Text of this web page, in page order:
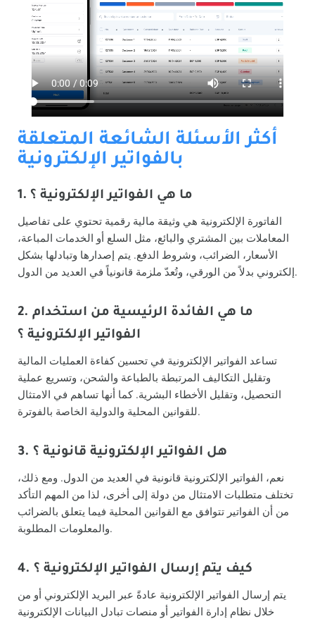
أكثر الأسئلة الشائعة المتعلقة
بالفواتير الإلكترونية
1. ما هي الفواتير الإلكترونية ؟
الفاتورة الإلكترونية هي وثيقة مالية رقمية تحتوي على تفاصيل
المعاملات بين المشتري والبائع، مثل السلع أو الخدمات المباعة،
الأسعار، الضرائب، وشروط الدفع. يتم إصدارها وتبادلها بشكل
إلكتروني بدلاً من الورقي، وتُعدّ ملزمة قانونياً في العديد من الدول.
2. ما هي الفائدة الرئيسية من استخدام
الفواتير الإلكترونية ؟
تساعد الفواتير الإلكترونية في تحسين كفاءة العمليات المالية
وتقليل التكاليف المرتبطة بالطباعة والشحن، وتسريع عملية
التحصيل، وتقليل الأخطاء البشرية. كما أنها تساهم في الامتثال
للقوانين المحلية والدولية الخاصة بالفوترة.
3. هل الفواتير الإلكترونية قانونية ؟
نعم، الفواتير الإلكترونية قانونية في العديد من الدول. ومع ذلك،
تختلف متطلبات الامتثال من دولة إلى أخرى، لذا من المهم التأكد
من أن الفواتير تتوافق مع القوانين المحلية فيما يتعلق بالضرائب
والمعلومات المطلوبة.
4. كيف يتم إرسال الفواتير الإلكترونية ؟
يتم إرسال الفواتير الإلكترونية عادةً عبر البريد الإلكتروني أو من
خلال نظام إدارة الفواتير أو منصات تبادل البيانات الإلكترونية